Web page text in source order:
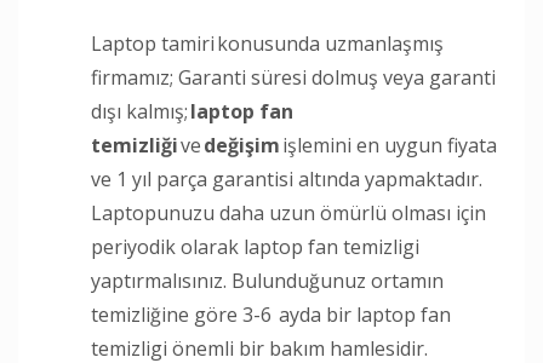
Laptop tamiri konusunda uzmanlaşmış
firmamız; Garanti süresi dolmuş veya garanti
dışı kalmış;laptop fan
temizliğivedeğişimişlemini en uygun fiyata
ve 1 yıl parça garantisi altında yapmaktadır.
Laptopunuzu daha uzun ömürlü olması için
periyodik olarak laptop fan temizligi
yaptırmalısınız. Bulunduğunuz ortamın
temizliğine göre 3-6 ayda bir laptop fan
temizligi önemli bir bakım hamlesidir.